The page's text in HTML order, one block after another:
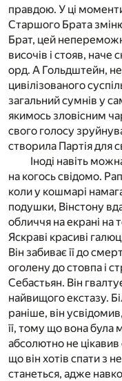
правдою. У ці
Старшого Брата
Брат, цей
височів і стояв, наче
орд. А Гольдштейн,
цивілізованого
загальний сумнів у
якимось зловісним
свого голосу
створила Партія для
Іноді навіть
на когось свідомо.
коли у кошмарі
подушки, Вінстону
обличчя на екрані на
Яскраві красиві
Він забиває її до
оголену до стовпа і
Себастьян. Він
найвищого екстазу.
раніше, він
її, тому що вона була
абсолютно не цікавив
що він хотів спати з
станеться, адже